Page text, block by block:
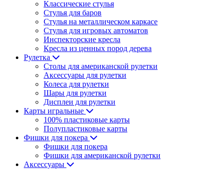
Классические стулья
Стулья для баров
Стулья на металлическом каркасе
Стулья для игровых автоматов
Инспекторские кресла
Кресла из ценных пород дерева
Рулетка
Столы для американской рулетки
Аксессуары для рулетки
Колеса для рулетки
Шары для рулетки
Дисплеи для рулетки
Карты игральные
100% пластиковые карты
Полупластиковые карты
Фишки для покера
Фишки для покера
Фишки для американской рулетки
Аксессуары